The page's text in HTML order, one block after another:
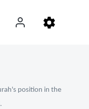
position in the